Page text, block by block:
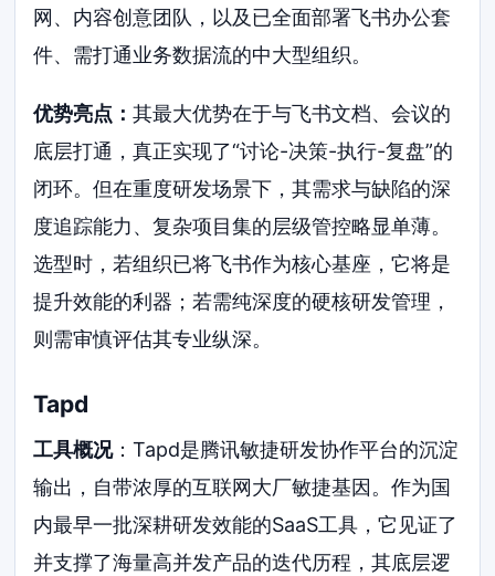
网、内容创意团队，以及已全面部署飞书办公套
件、需打通业务数据流的中大型组织。
优势亮点：其最大优势在于与飞书文档、会议的
底层打通，真正实现了“讨论-决策-执行-复盘”的
闭环。但在重度研发场景下，其需求与缺陷的深
度追踪能力、复杂项目集的层级管控略显单薄。
选型时，若组织已将飞书作为核心基座，它将是
提升效能的利器；若需纯深度的硬核研发管理，
则需审慎评估其专业纵深。
Tapd
工具概况：Tapd是腾讯敏捷研发协作平台的沉淀
输出，自带浓厚的互联网大厂敏捷基因。作为国
内最早一批深耕研发效能的SaaS工具，它见证了
并支撑了海量高并发产品的迭代历程，其底层逻